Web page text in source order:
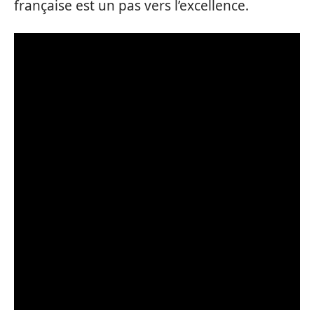
française est un pas vers l’excellence.